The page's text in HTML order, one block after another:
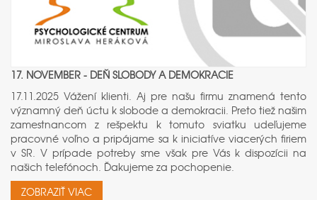
17. NOVEMBER - DEŇ SLOBODY A DEMOKRACIE
17.11.2025 Vážení klienti. Aj pre našu firmu znamená tento
významný deň úctu k slobode a demokracii. Preto tiež našim
zamestnancom z rešpektu k tomuto sviatku udeľujeme
pracovné voľno a pripájame sa k iniciatíve viacerých firiem
v SR. V prípade potreby sme však pre Vás k dispozícii na
našich telefónoch. Ďakujeme za pochopenie.
ZOBRAZIŤ VIAC